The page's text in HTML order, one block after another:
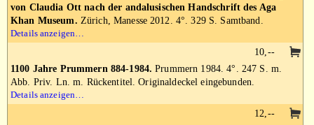
von Claudia Ott nach der andalusischen Handschrift des Aga
Khan Museum. Zürich, Manesse 2012. 4°. 329 S. Samtband.
Details anzeigen…
1100 Jahre Prummern 884-1984. Prummern 1984. 4°. 247 S. m.
Abb. Priv. Ln. m. Rückentitel. Originaldeckel eingebunden.
Details anzeigen…
10,--
12,--